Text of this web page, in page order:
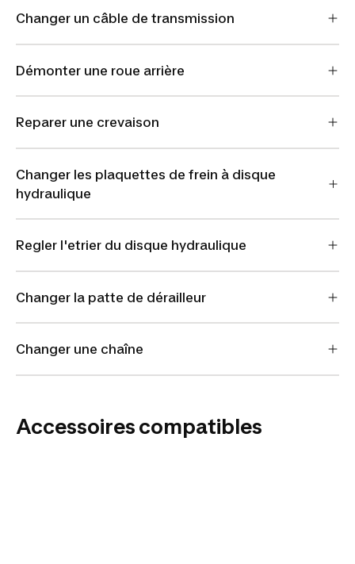
Changer un câble de transmission
Démonter une roue arrière
Reparer une crevaison
Changer les plaquettes de frein à disque
hydraulique
Regler l'etrier du disque hydraulique
Changer la patte de dérailleur
Changer une chaîne
Accessoires compatibles